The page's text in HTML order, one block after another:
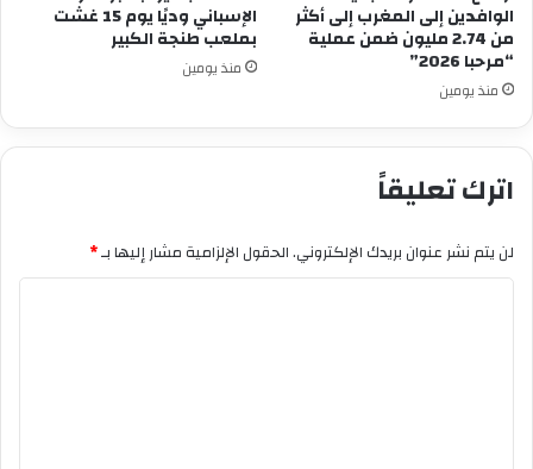
الوافدين إلى المغرب إلى أكثر
من 2.74 مليون ضمن عملية
“مرحبا 2026”
منذ يومين
الإسباني وديًا يوم 15 غشت
بملعب طنجة الكبير
منذ يومين
اترك تعليقاً
لن يتم نشر عنوان بريدك الإلكتروني.الحقول الإلزامية مشار إليها بـ*